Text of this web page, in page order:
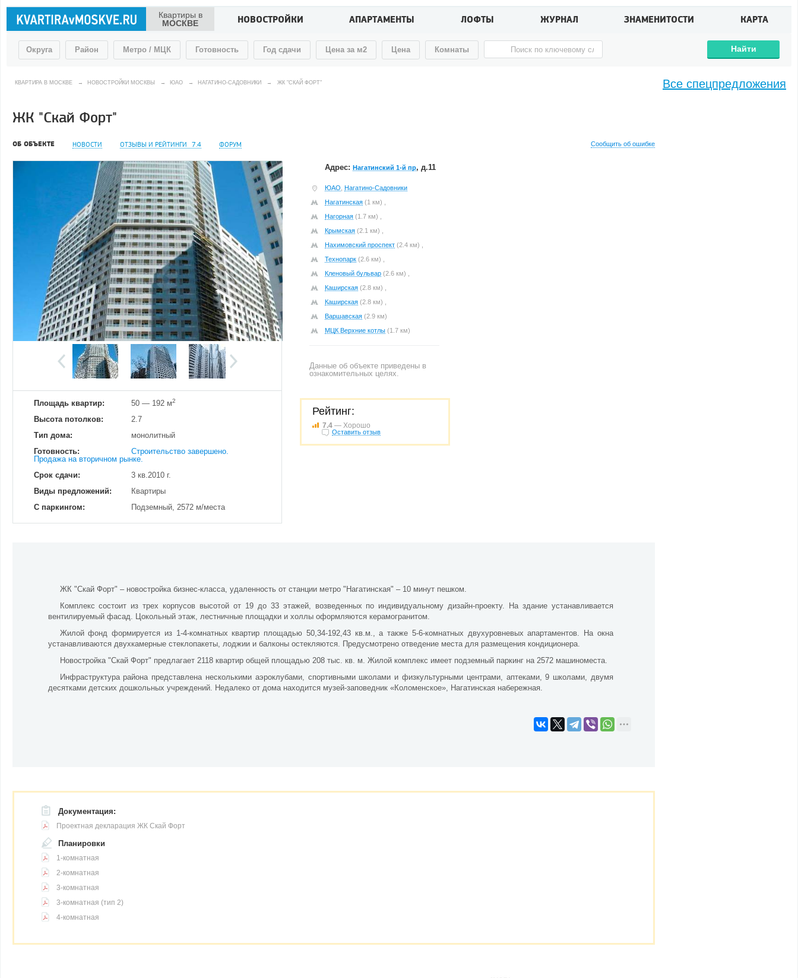
Квартиры в
МОСКВЕ
НОВОСТРОЙКИ АПАРТАМЕНТЫ ЛОФТЫ ЖУРНАЛ ЗНАМЕНИТОСТИ КАРТА
Округа Район Метро / МЦК Готовность Год сдачи Цена за м2 Цена Комнаты Найти
КВАРТИРА В МОСКВЕ → НОВОСТРОЙКИ МОСКВЫ → ЮАО → НАГАТИНО-САДОВНИКИ → ЖК "СКАЙ ФОРТ"
ЖК "Скай Форт"
ОБ ОБЪЕКТЕ НОВОСТИ ОТЗЫВЫ И РЕЙТИНГИ 7.4 ФОРУМ Сообщить об ошибке
Добавить фотографию Изменено: 20.06.2022 Просмотров 20098
Площадь квартир: 50 — 192 м2
Высота потолков:
2.7
Тип дома:
монолитный
Готовность:
Строительство завершено.
Продажа на вторичном рынке.
Срок сдачи:
3 кв.2010 г.
Виды предложений:
Квартиры
С паркингом:
Подземный, 2572 м/места
Адрес: Нагатинский 1-й пр, д.11
ЮАО Нагатино-Садовники
Нагатинская (1 км) ,
Нагорная (1.7 км) ,
Крымская (2.1 км) ,
Нахимовский проспект (2.4 км) ,
Технопарк (2.6 км) ,
Кленовый бульвар (2.6 км) ,
Каширская (2.8 км) ,
Каширская (2.8 км) ,
Варшавская (2.9 км)
МЦК Верхние котлы (1.7 км)
Данные об объекте приведены в
ознакомительных целях.
Рейтинг:
7.4 — Хорошо
Оставить отзыв
ЖК "Скай Форт" – новостройка бизнес-класса, удаленность от станции метро "Нагатинская" – 10 минут пешком.
Комплекс состоит из трех корпусов высотой от 19 до 33 этажей, возведенных по индивидуальному дизайн-проекту. На здание устанавливается
вентилируемый фасад. Цокольный этаж, лестничные площадки и холлы оформляются керамогранитом.
Жилой фонд формируется из 1-4-комнатных квартир площадью 50,34-192,43 кв.м., а также 5-6-комнатных двухуровневых апартаментов. На окна
устанавливаются двухкамерные стеклопакеты, лоджии и балконы остекляются. Предусмотрено отведение места для размещения кондиционера.
Новостройка "Скай Форт" предлагает 2118 квартир общей площадью 208 тыс. кв. м. Жилой комплекс имеет подземный паркинг на 2572 машиноместа.
Инфраструктура района представлена несколькими аэроклубами, спортивными школами и физкультурными центрами, аптеками, 9 школами, двумя
десятками детских дошкольных учреждений. Недалеко от дома находится музей-заповедник «Коломенское», Нагатинская набережная.
Документация:
Проектная декларация ЖК Скай Форт
Планировки
1-комнатная
2-комнатная
3-комнатная
3-комнатная (тип 2)
4-комнатная
Все спецпредложения